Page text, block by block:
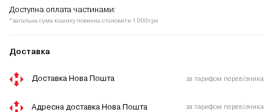
Доступна оплата частинами:
*загальна сума кошику повинна становити 1 000грн
Доставка
Доставка Нова Пошта за тарифом перевізника
Адресна доставка Нова Пошта за тарифом перевізника